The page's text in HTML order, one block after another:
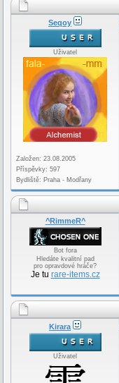
Seqoy
Uživatel
Založen: 23.08.2005
Příspěvky: 597
Bydliště: Praha - Modřany
^RimmeR^
Bot fora
Hledáte kvalitní pad
pro opravdové hráče?
Je tu rare-items.cz
Kirara
Uživatel